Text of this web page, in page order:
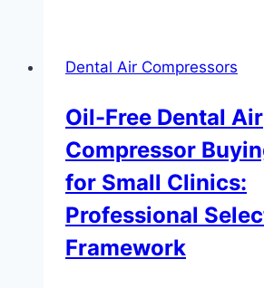
Dental Air Compressors
Oil-Free Dental Air
Compressor
for Small Clinics:
Professional
Framework